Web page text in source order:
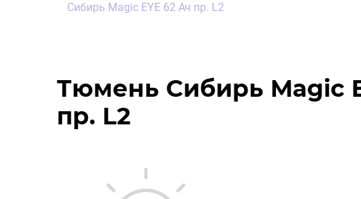
Сибирь Magic EYE 62 Ач пр. L2
Тюмень Сибирь Magic
пр. L2